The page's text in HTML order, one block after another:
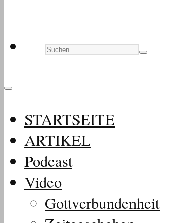
STARTSEITE
ARTIKEL
Podcast
Video
Gottverbundenheit